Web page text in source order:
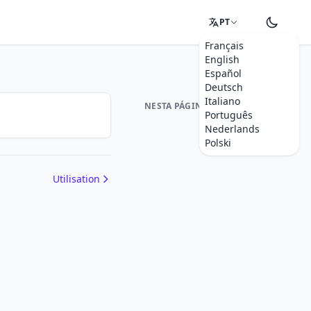
PT
Français
English
Español
Deutsch
Italiano
Português
Nederlands
Polski
Utilisation
NESTA PÁGINA